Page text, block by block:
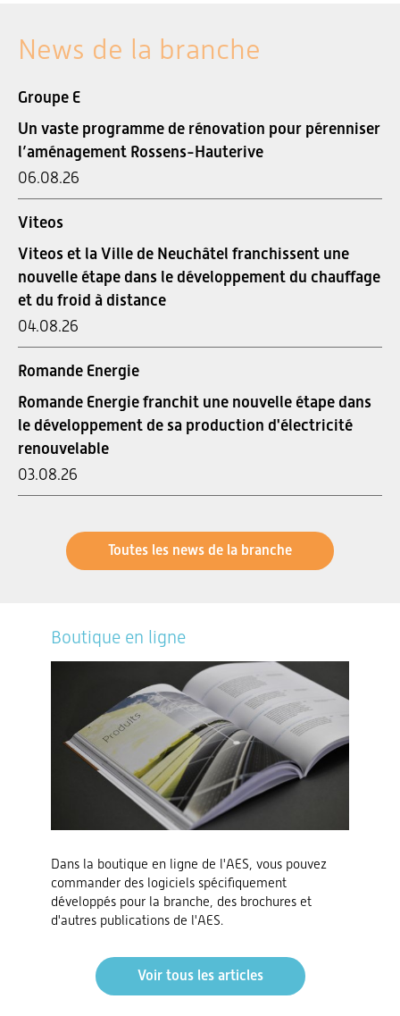
News de la branche
Groupe E
Un vaste programme de rénovation pour pérenniser
l’aménagement Rossens-Hauterive
06.08.26
Viteos
Viteos et la Ville de Neuchâtel franchissent une
nouvelle étape dans le développement du chauffage
et du froid à distance
04.08.26
Romande Energie
Romande Energie franchit une nouvelle étape dans
le développement de sa production d'électricité
renouvelable
03.08.26
Toutes les news de la branche
Boutique en ligne
Dans la boutique en ligne de l'AES, vous pouvez
commander des logiciels spécifiquement
développés pour la branche, des brochures et
d'autres publications de l'AES.
Voir tous les articles